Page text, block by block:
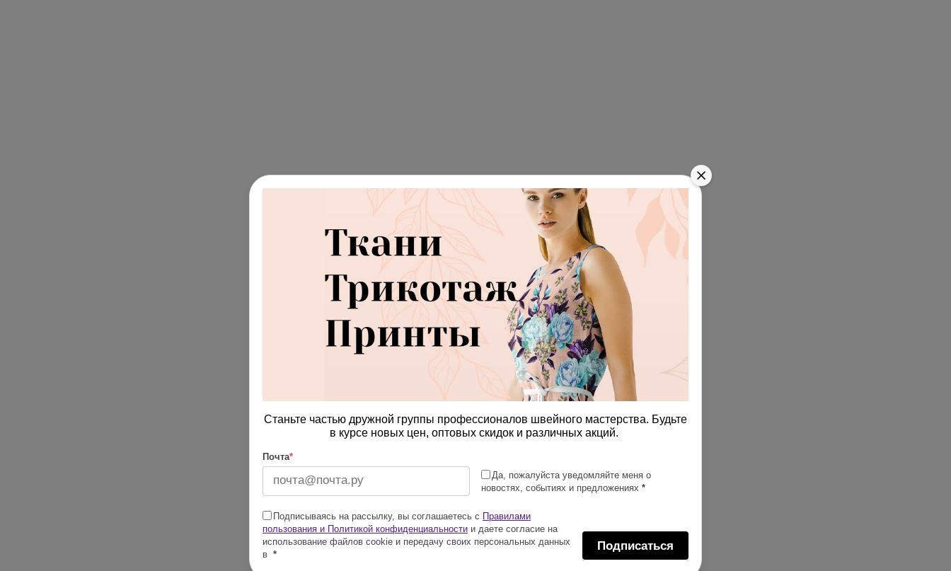
Станьте частью дружной группы профессионалов швейного мастерства. Будьте
в курсе новых цен, оптовых скидок и различных акций.
Почта*
Да, пожалуйста уведомляйте меня о
новостях, событиях и предложениях *
Подписываясь на рассылку, вы соглашаетесь с Правилами
пользования и Политикой конфиденциальности и даете согласие на
использование файлов cookie и передачу своих персональных данных
в *
Подписаться